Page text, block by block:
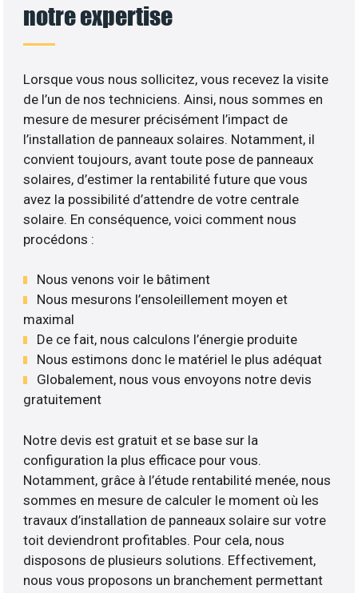
notre expertise
Lorsque vous nous sollicitez, vous recevez la visite
de l’un de nos techniciens. Ainsi, nous sommes en
mesure de mesurer précisément l’impact de
l’installation de panneaux solaires. Notamment, il
convient toujours, avant toute pose de panneaux
solaires, d’estimer la rentabilité future que vous
avez la possibilité d’attendre de votre centrale
solaire. En conséquence, voici comment nous
procédons :
Nous venons voir le bâtiment
Nous mesurons l’ensoleillement moyen et
maximal
De ce fait, nous calculons l’énergie produite
Nous estimons donc le matériel le plus adéquat
Globalement, nous vous envoyons notre devis
gratuitement
Notre devis est gratuit et se base sur la
configuration la plus efficace pour vous.
Notamment, grâce à l’étude rentabilité menée, nous
sommes en mesure de calculer le moment où les
travaux d’installation de panneaux solaire sur votre
toit deviendront profitables. Pour cela, nous
disposons de plusieurs solutions. Effectivement,
nous vous proposons un branchement permettant